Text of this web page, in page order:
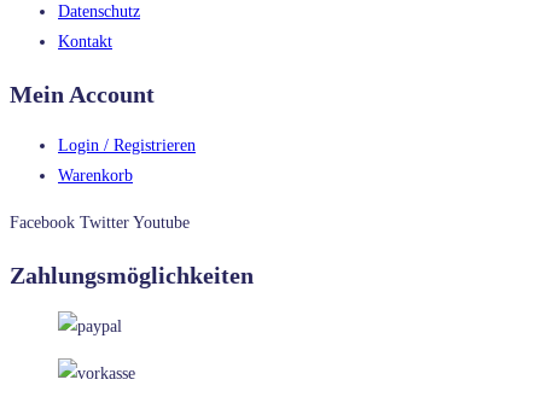
Datenschutz
Kontakt
Mein Account
Login / Registrieren
Warenkorb
Facebook Twitter Youtube
Zahlungsmöglichkeiten